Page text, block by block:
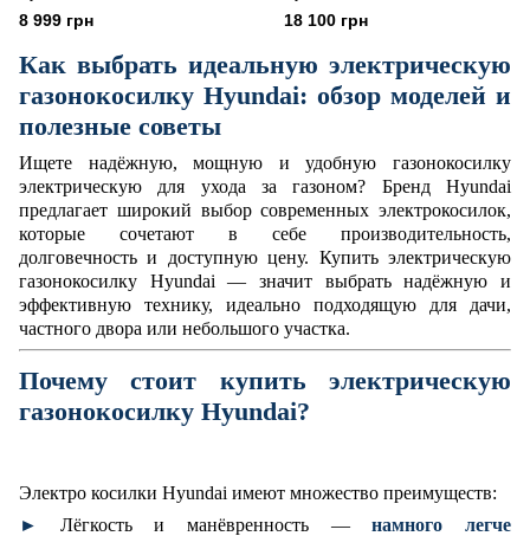
8 999 грн 18 100 грн
Как выбрать идеальную электрическую
газонокосилку Hyundai: обзор моделей и
полезные советы
Ищете надёжную, мощную и удобную газонокосилку
электрическую для ухода за газоном? Бренд Hyundai
предлагает широкий выбор современных электрокосилок,
которые сочетают в себе производительность,
долговечность и доступную цену. Купить электрическую
газонокосилку Hyundai — значит выбрать надёжную и
эффективную технику, идеально подходящую для дачи,
частного двора или небольшого участка.
Почему стоит купить электрическую
газонокосилку Hyundai?
Электро косилки Hyundai имеют множество преимуществ:
► Лёгкость и манёвренность —намного легче